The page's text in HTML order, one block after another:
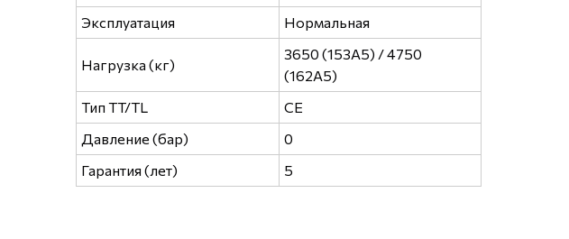
Эксплуатация
Нормальная
Нагрузка (кг)
3650 (153A5) / 4750
(162A5)
Тип TT/TL
CE
Давление (бар)
0
Гарантия (лет)
5